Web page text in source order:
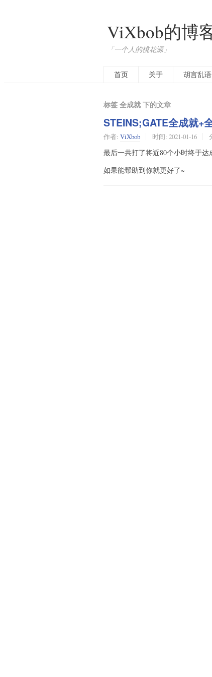
ViXbob的博
「一个人的桃花源」
首页
关于 胡言乱语
标签 全成就 下的文章
STEINS;GATE全成就+
作者: ViXbob 时间: 2021-01-16
最后一共打了将近80个小时终于
如果能帮助到你就更好了~